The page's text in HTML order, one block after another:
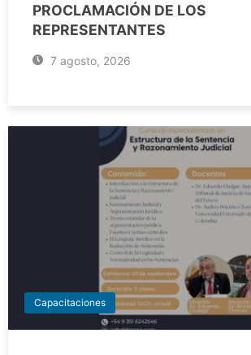
PROCLAMACIÓN DE LOS
REPRESENTANTES
7 agosto, 2026
Capacitaciones